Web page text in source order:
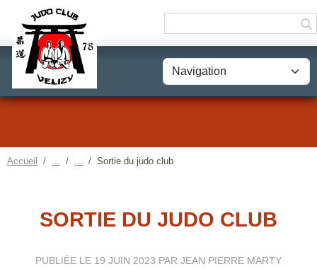
Accueil Sortie du judo club
SORTIE DU JUDO CLUB
PUBLIÉE LE 19 JUIN 2023 PAR JEAN PIERRE MARTY
Panneau de gestion des cookies